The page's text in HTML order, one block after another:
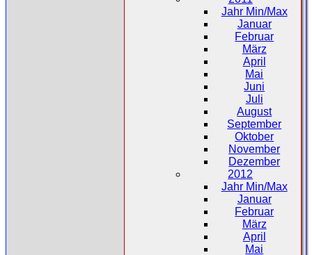
Jahr Min/Max
Januar
Februar
März
April
Mai
Juni
Juli
August
September
Oktober
November
Dezember
2012
Jahr Min/Max
Januar
Februar
März
April
Mai